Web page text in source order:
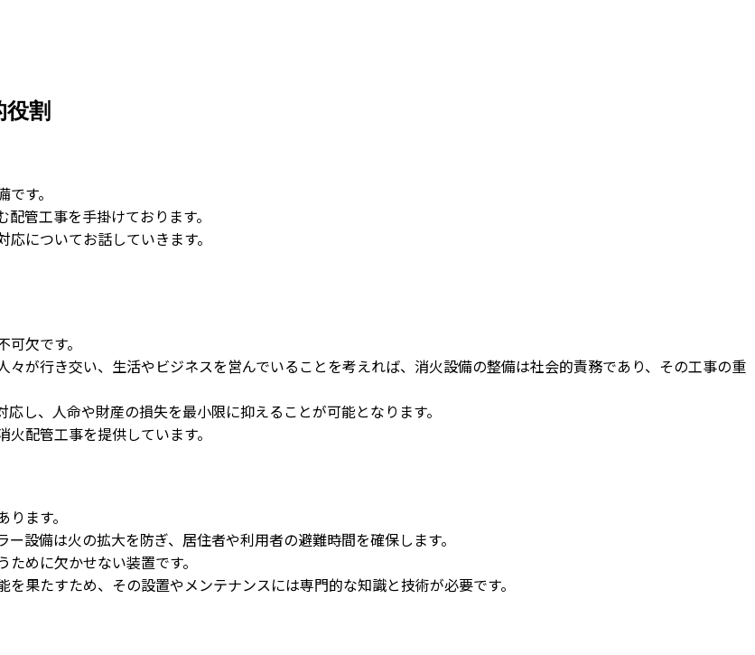
役割
す。
管工事を手掛けております。
についてお話していきます。
欠です。
が行き交い、生活やビジネスを営んでいることを考えれば、消火設備の整備は社会的責務であり、その工事の重
し、人命や財産の損失を最小限に抑えることが可能となります。
配管工事を提供しています。
ます。
設備は火の拡大を防ぎ、居住者や利用者の避難時間を確保します。
めに欠かせない装置です。
果たすため、その設置やメンテナンスには専門的な知識と技術が必要です。